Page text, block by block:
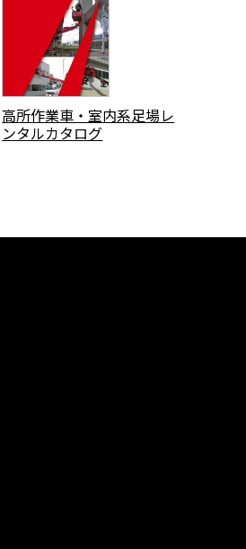
高所作業車・室内系足場レ
ンタルカタログ